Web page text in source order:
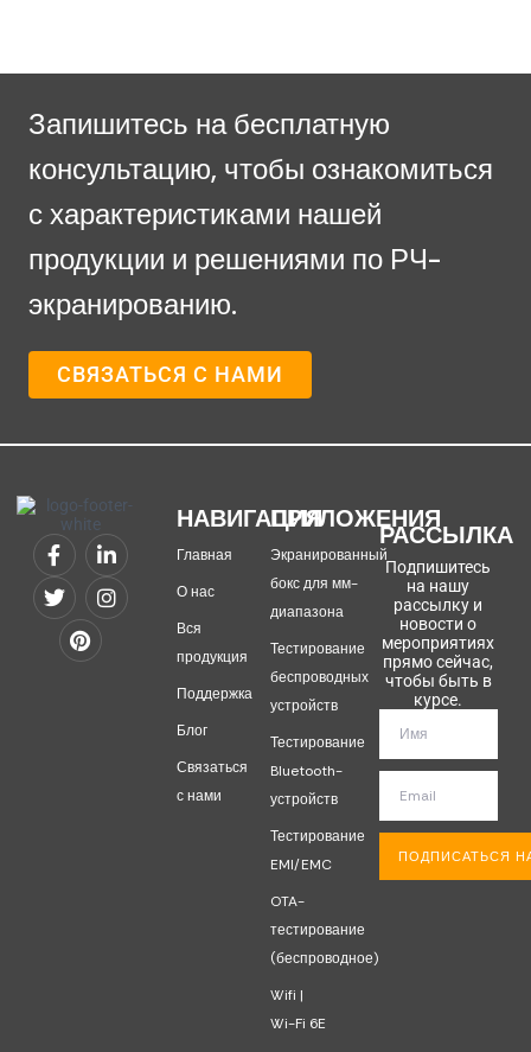
Запишитесь на бесплатную
консультацию, чтобы ознакомиться
с характеристиками нашей
продукции и решениями по РЧ-
экранированию.
СВЯЗАТЬСЯ С НАМИ
НАВИГАЦИЯ
Главная
О нас
Вся
продукция
Поддержка
Блог
Связаться
с нами
ПРИЛОЖЕНИЯ
Экранированный
бокс для мм-
диапазона
Тестирование
беспроводных
устройств
Тестирование
Bluetooth-
устройств
Тестирование
EMI/EMC
OTA-
тестирование
(беспроводное)
Wifi |
Wi-Fi 6E
РАССЫЛКА
Подпишитесь
на нашу
рассылку и
новости о
мероприятиях
прямо сейчас,
чтобы быть в
курсе.
ПОДПИСАТЬСЯ